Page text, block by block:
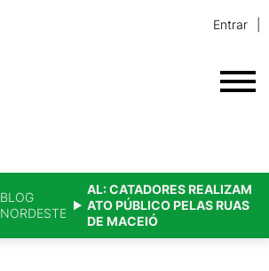
Entrar
BLOG
NORDESTE
AL: CATADORES REALIZAM
ATO PÚBLICO PELAS RUAS
DE MACEIÓ